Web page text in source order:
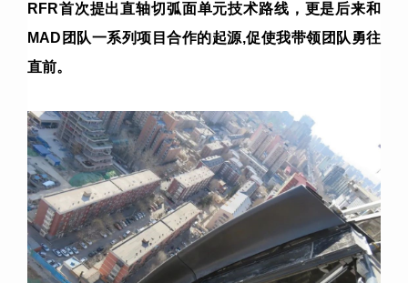
RFR首次提出直轴切弧面单元技术路线，更是后来和
MAD 团队一系列项目合作的起源,促使我带领团队勇往
直前。